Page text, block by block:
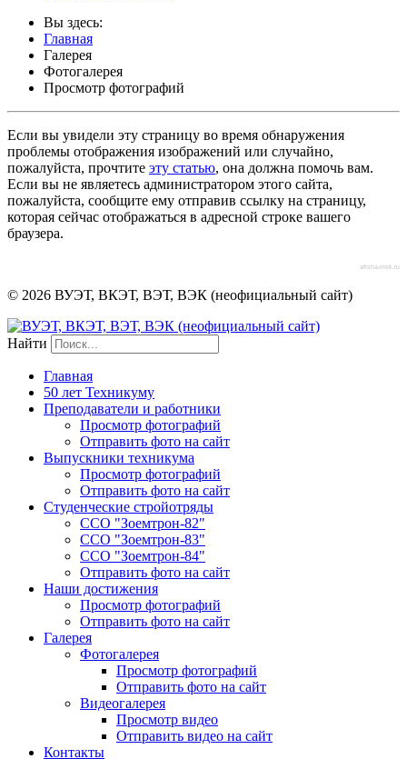
Вы здесь:
Главная
Галерея
Фотогалерея
Просмотр фотографий
Если вы увидели эту страницу во время обнаружения
проблемы отображения изображений или случайно,
пожалуйста, прочтите эту статью, она должна помочь вам.
Если вы не являетесь администратором этого сайта,
пожалуйста, сообщите ему отправив ссылку на страницу,
которая сейчас отображаться в адресной строке вашего
браузера.
afisha-msk.ru
© 2026 ВУЭТ, ВКЭТ, ВЭТ, ВЭК (неофициальный сайт)
Найти
Главная
50 лет Техникуму
Преподаватели и работники
Просмотр фотографий
Отправить фото на сайт
Выпускники техникума
Просмотр фотографий
Отправить фото на сайт
Студенческие стройотряды
ССО "Зоемтрон-82"
ССО "Зоемтрон-83"
ССО "Зоемтрон-84"
Отправить фото на сайт
Наши достижения
Просмотр фотографий
Отправить фото на сайт
Галерея
Фотогалерея
Просмотр фотографий
Отправить фото на сайт
Видеогалерея
Просмотр видео
Отправить видео на сайт
Контакты